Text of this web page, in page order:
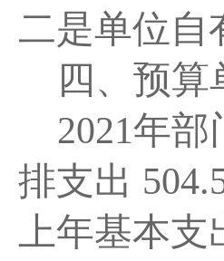
二是单位自
四、 预算
2021年部
排支出
上年基本支